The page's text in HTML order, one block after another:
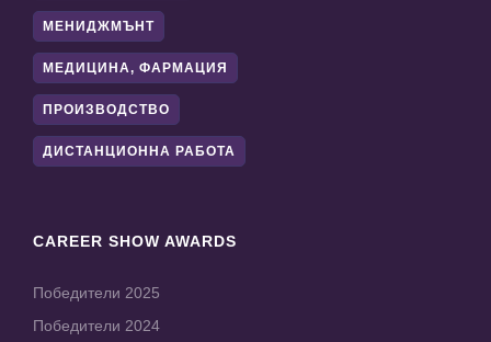
МЕНИДЖМЪНТ
МЕДИЦИНА, ФАРМАЦИЯ
ПРОИЗВОДСТВО
ДИСТАНЦИОННА РАБОТА
CAREER SHOW AWARDS
Победители 2025
Победители 2024